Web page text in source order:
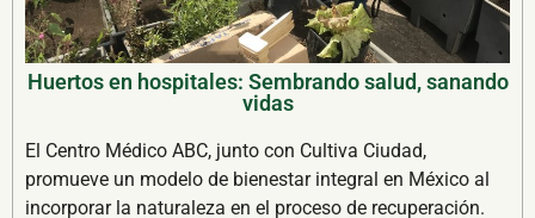
Huertos en hospitales: Sembrando salud, sanando
vidas
El Centro Médico ABC, junto con Cultiva Ciudad,
promueve un modelo de bienestar integral en México al
incorporar la naturaleza en el proceso de recuperación.